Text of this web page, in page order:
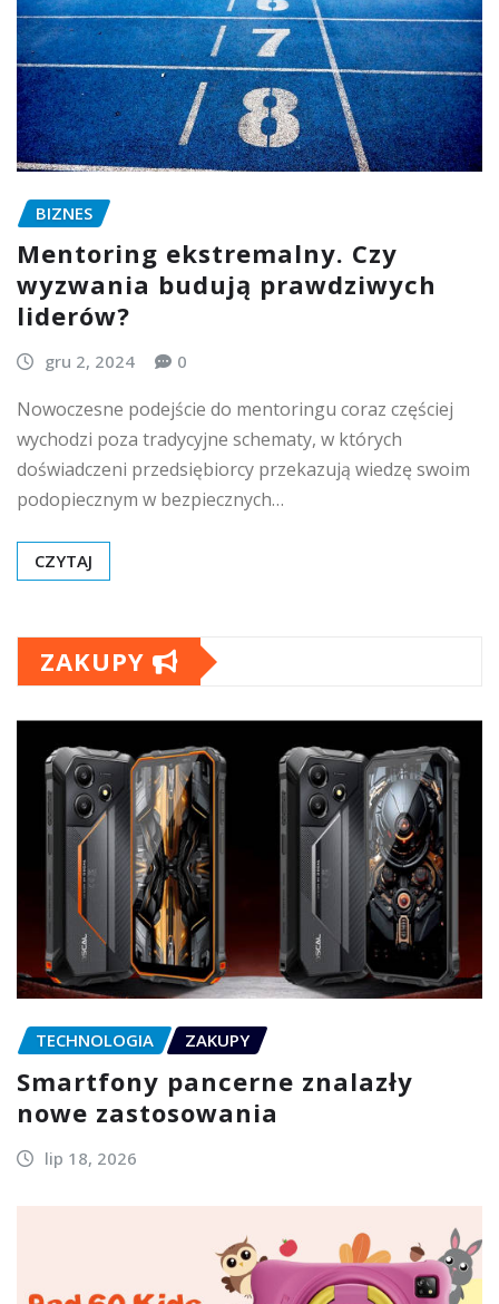
BIZNES
Mentoring ekstremalny. Czy
wyzwania budują prawdziwych
liderów?
gru 2, 2024 0
Nowoczesne podejście do mentoringu coraz częściej
wychodzi poza tradycyjne schematy, w których
doświadczeni przedsiębiorcy przekazują wiedzę swoim
podopiecznym w bezpiecznych…
CZYTAJ
ZAKUPY
TECHNOLOGIA ZAKUPY
Smartfony pancerne znalazły
nowe zastosowania
lip 18, 2026